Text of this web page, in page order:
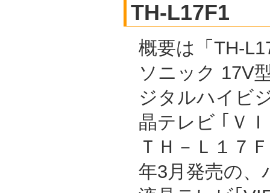
TH-L17F1
概要は「TH-
ソニック 17V
ジタルハイビ
晶テレビ ｢Ｖ
ＴＨ－Ｌ１７
年3月発売の、